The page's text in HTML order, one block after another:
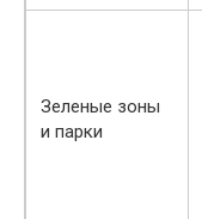
Зеленые зоны
и парки